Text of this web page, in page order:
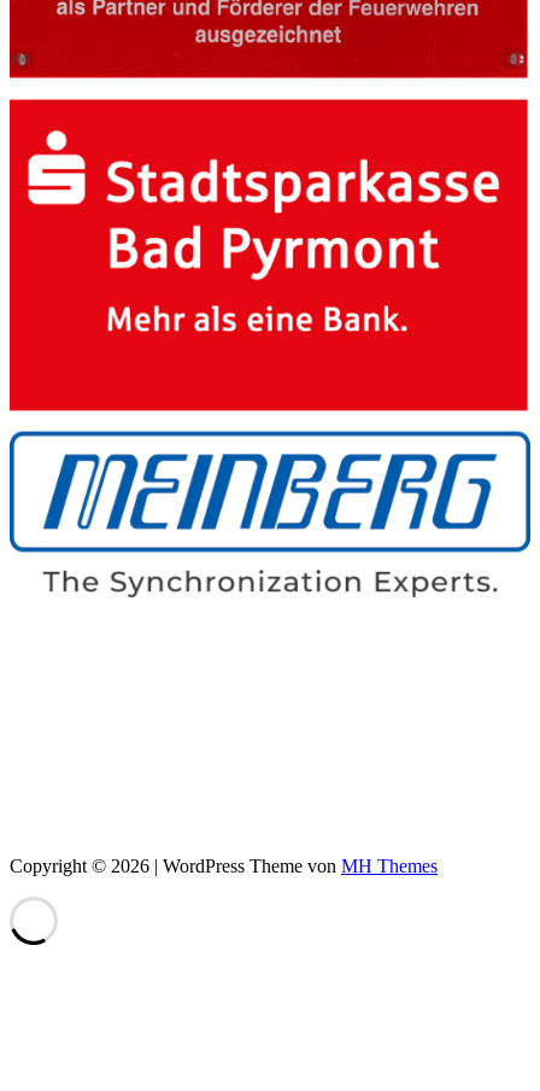
Copyright © 2026 | WordPress Theme von MH Themes